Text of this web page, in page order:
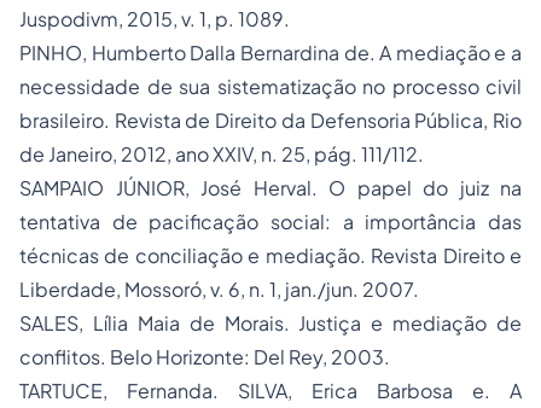
Juspodivm, 2015, v. 1, p. 1089.
PINHO, Humberto Dalla Bernardina de. A mediação e a
necessidade de sua sistematização no processo civil
brasileiro. Revista de Direito da Defensoria Pública, Rio
de Janeiro, 2012, ano XXIV, n. 25, pág. 111/112.
SAMPAIO JÚNIOR, José Herval. O papel do juiz na
tentativa de pacificação social: a importância das
técnicas de conciliação e mediação. Revista Direito e
Liberdade, Mossoró, v. 6, n. 1, jan./jun. 2007.
SALES, Lília Maia de Morais. Justiça e mediação de
conflitos. Belo Horizonte: Del Rey, 2003.
TARTUCE, Fernanda. SILVA, Erica Barbosa e. A